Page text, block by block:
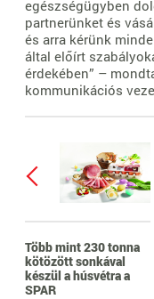
egészségügyben
partnerünket és
és arra kérünk
által előírt
érdekében” –
kommunikációs
Több mint 230 tonna
kötözött sonkával
készül a húsvétra a
SPAR